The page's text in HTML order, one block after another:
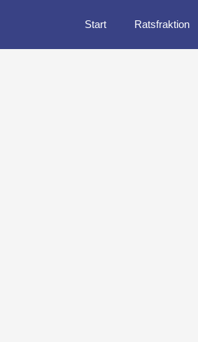
Start Ratsfraktion